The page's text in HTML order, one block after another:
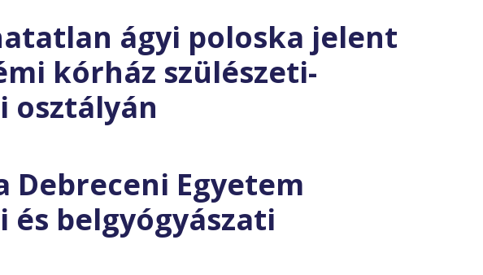
ágyi poloska jelent
kórház szülészeti-
osztályán
Debreceni Egyetem
és belgyógyászati